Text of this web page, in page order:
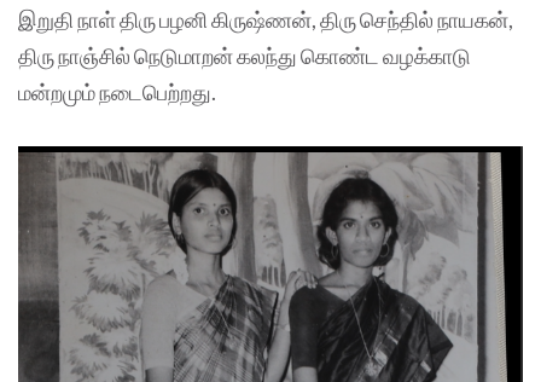
இறுதி நாள் திரு பழனி கிருஷ்ணன், திரு செந்தில் நாயகன்,
திரு நாஞ்சில் நெடுமாறன் கலந்து கொண்ட வழக்காடு
மன்றமும் நடைபெற்றது.